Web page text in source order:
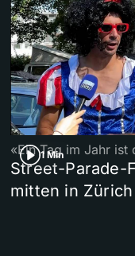
1 Min
«Ein Tag im Jahr ist
Street-Parade-
mitten in Zürich